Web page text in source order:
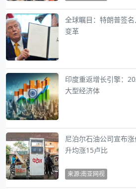
全球瞩目：特朗普签
变革
印度重返增长引擎：
大型经济体
尼泊尔石油公司宣布
升均涨15卢比
来源:南亚网视